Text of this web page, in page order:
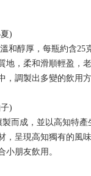
)
和醇厚，每瓶約含25
地，柔和滑順輕盈，
，調製出多變的飲用
)
而成，並以高知特
，呈現高知獨有的風
小朋友飲用。